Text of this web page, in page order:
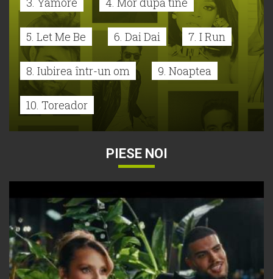
5. Let Me Be 6. Dai Dai 7. I Run
8. Iubirea într-un om 9. Noaptea
10. Toreador
PIESE NOI